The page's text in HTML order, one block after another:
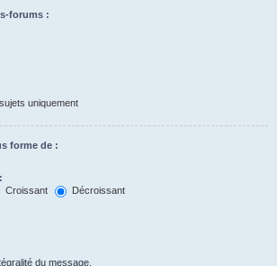
forums :
uniquement
forme de :
Croissant
Décroissant
du message.